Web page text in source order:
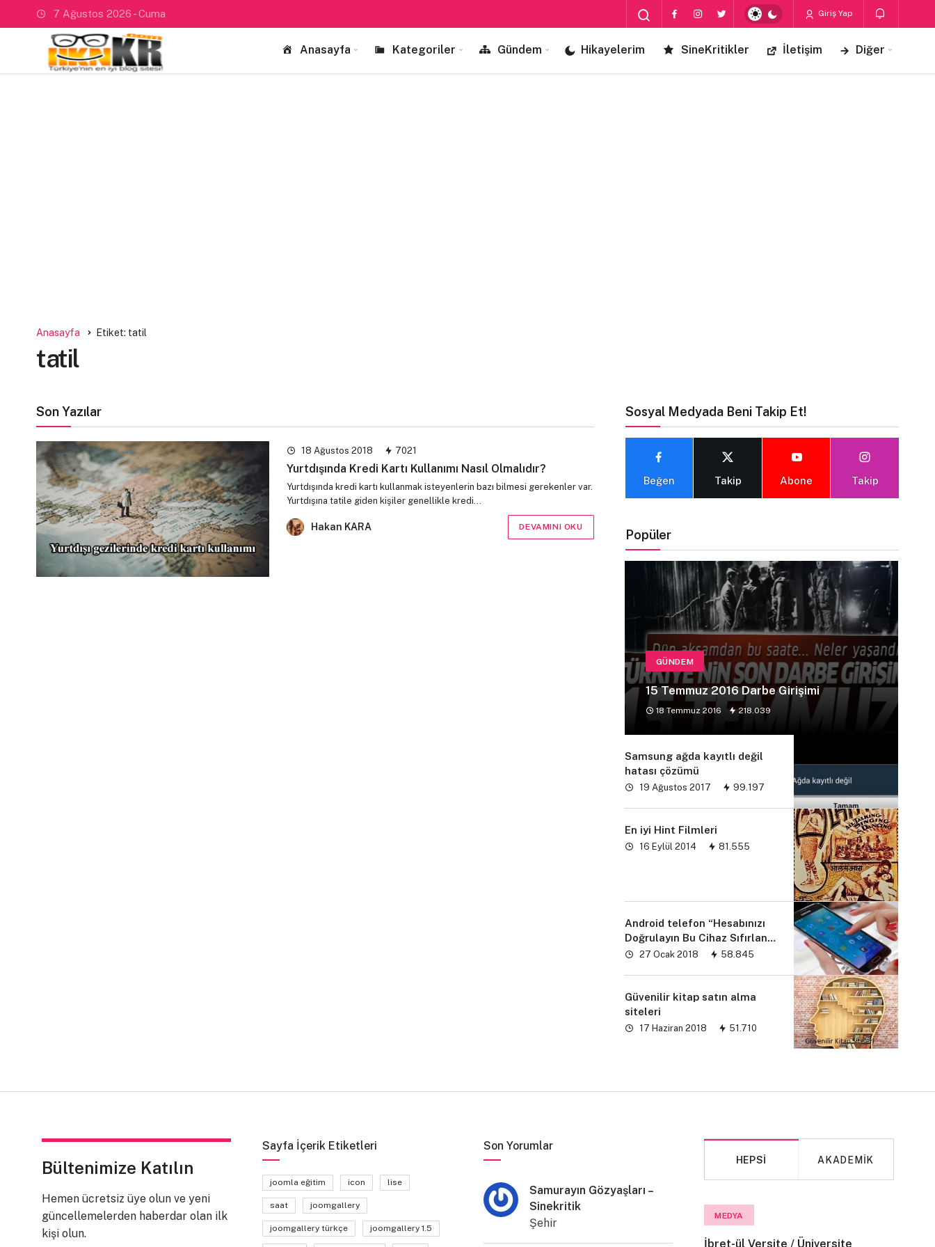
7 Ağustos 2026 - Cuma Giriş Yap
Anasayfa Kategoriler Gündem Hikayelerim SineKritikler İletişim Diğer
Anasayfa Etiket: tatil
tatil
Son Yazılar
18 Ağustos 2018 7021
Yurtdışında Kredi Kartı Kullanımı Nasıl Olmalıdır?
Yurtdışında kredi kartı kullanmak isteyenlerin bazı bilmesi gerekenler var.
Yurtdışına tatile giden kişiler genellikle kredi…
Hakan KARA DEVAMINI OKU
Sosyal Medyada Beni Takip Et!
Beğen Takip Abone Takip
Popüler
GÜNDEM
15 Temmuz 2016 Darbe Girişimi
18 Temmuz 2016 218.039
Samsung ağda kayıtlı değil
hatası çözümü
19 Ağustos 2017 99.197
En iyi Hint Filmleri
16 Eylül 2014 81.555
Android telefon “Hesabınızı
Doğrulayın Bu Cihaz Sıfırlandı
sorunu” çözümü
27 Ocak 2018 58.845
Güvenilir kitap satın alma
siteleri
17 Haziran 2018 51.710
Bültenimize Katılın
Hemen ücretsiz üye olun ve yeni
güncellemelerden haberdar olan ilk
kişi olun.
Sayfa İçerik Etiketleri
joomla eğitim icon lise
saat joomgallery
joomgallery türkçe joomgallery 1.5
Son Yorumlar
Samurayın Gözyaşları –
Sinekritik
Şehir
HEPSI AKADEMIK
MEDYA
İbret-ül Versite / Üniversite